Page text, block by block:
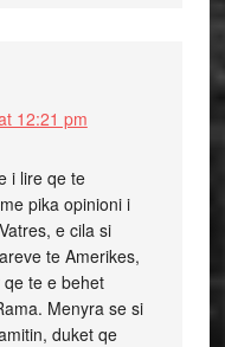
12:21 pm
i lire qe te
pika opinioni i
e cila si
te Amerikes,
te e behet
Menyra se si
duket qe